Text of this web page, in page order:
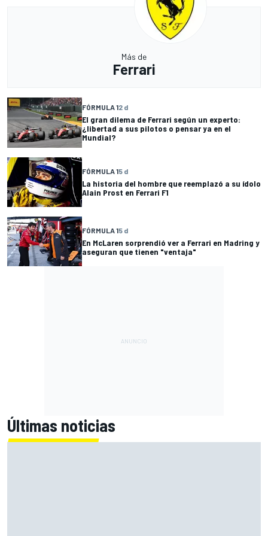
Más de
Ferrari
FÓRMULA 12 d
El gran dilema de Ferrari según un experto:
¿libertad a sus pilotos o pensar ya en el
Mundial?
FÓRMULA 15 d
La historia del hombre que reemplazó a su ídolo
Alain Prost en Ferrari F1
FÓRMULA 15 d
En McLaren sorprendió ver a Ferrari en Madring y
aseguran que tienen "ventaja"
Últimas noticias